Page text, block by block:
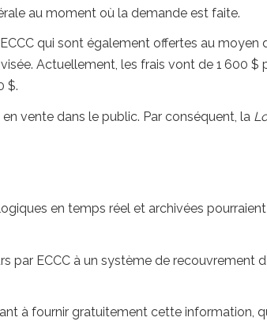
au moment où la demande est faite.
qui sont également offertes au moyen
Actuellement, les frais vont de 1 600 $
$.
vente dans le public. Par conséquent, la
en temps réel et archivées
ECCC à un système de recouvrement
à fournir gratuitement cette information,